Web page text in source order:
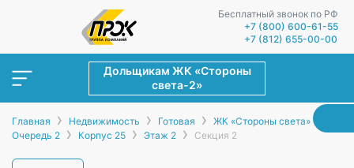
Бесплатный звонок по РФ
+7 (800) 600-61-55
+7 (812) 655-00-00
Дольщикам ЖК «Стороны
света-2»
Главная › Недвижимость › Готовая › ЖК «Стороны света» ›
Очередь 2 › Корпус 25 › Этаж 2 › Секция 2